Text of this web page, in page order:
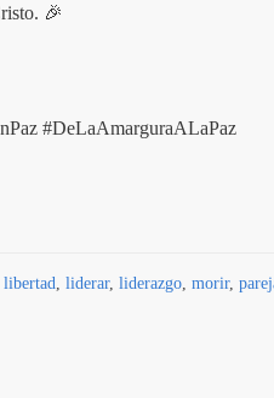
🎉
#DeLaAmarguraALaPaz
libertad liderar, liderazgo morir,